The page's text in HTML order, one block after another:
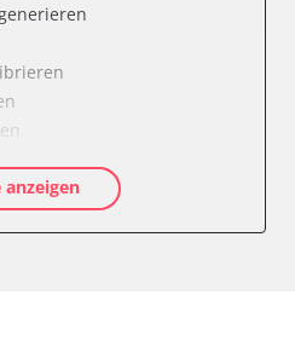
OBDII)
SBC)
anzeigen